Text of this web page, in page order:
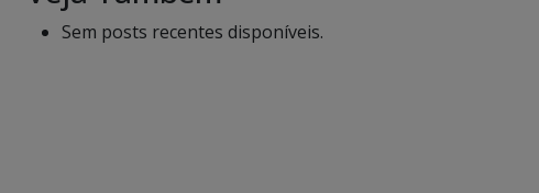
Sem posts recentes disponíveis.